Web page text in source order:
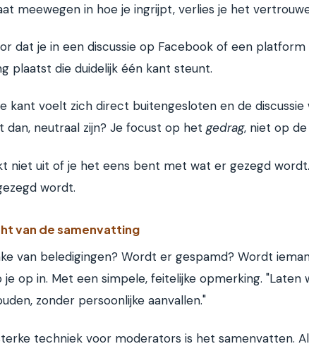
meewegen in hoe je ingrijpt, verlies je het
dat je in een discussie op Facebook of een platform
plaatst die duidelijk één kant steunt.
kant voelt zich direct buitengesloten en de
dan, neutraal zijn? Je focust op het gedrag, niet op de
niet uit of je het eens bent met wat er gezegd
wordt.
van de samenvatting
van beledigingen? Wordt er gespamd? Wordt
je op in. Met een simpele, feitelijke opmerking. "Laten
zonder persoonlijke aanvallen."
techniek voor moderators is het samenvatten.